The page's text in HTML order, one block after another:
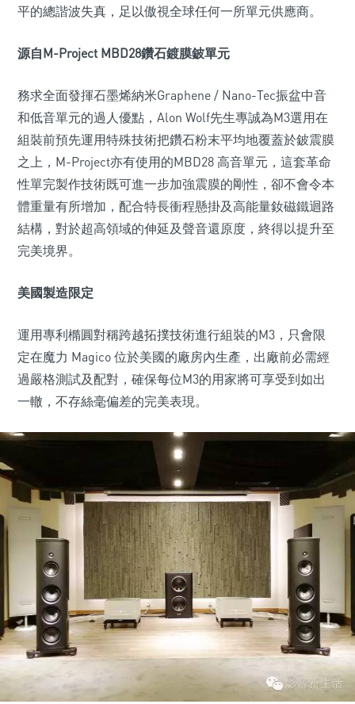
平的總諧波失真，足以傲視全球任何一所單元供應商。
源自M-Project MBD28鑽石鍍膜鈹單元
務求全面發揮石墨烯納米Graphene / Nano-Tec振盆中音
和低音單元的過人優點，Alon Wolf先生專誠為M3選用在
組裝前預先運用特殊技術把鑽石粉末平均地覆蓋於鈹震膜
之上，M-Project亦有使用的MBD28 高音單元，這套革命
性單完製作技術既可進一步加強震膜的剛性，卻不會令本
體重量有所增加，配合特長衝程懸掛及高能量釹磁鐵迴路
結構，對於超高領域的伸延及聲音還原度，終得以提升至
完美境界。
美國製造限定
運用專利橢圓對稱跨越拓撲技術進行組裝的M3，只會限
定在魔力 Magico 位於美國的廠房內生產，出廠前必需經
過嚴格測試及配對，確保每位M3的用家將可享受到如出
一轍，不存絲毫偏差的完美表現。